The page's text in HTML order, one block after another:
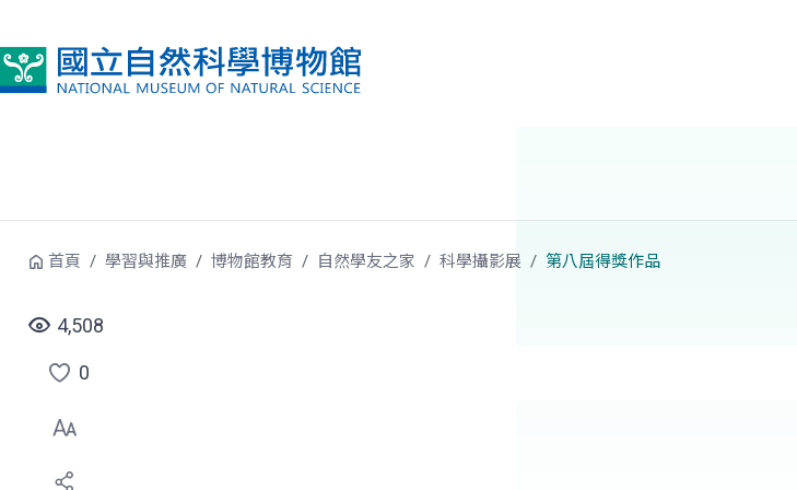
首頁 學習與推廣 博物館教育 自然學友之家 科學攝影展 第八屆得獎作品
4,508
點
選
喜
0